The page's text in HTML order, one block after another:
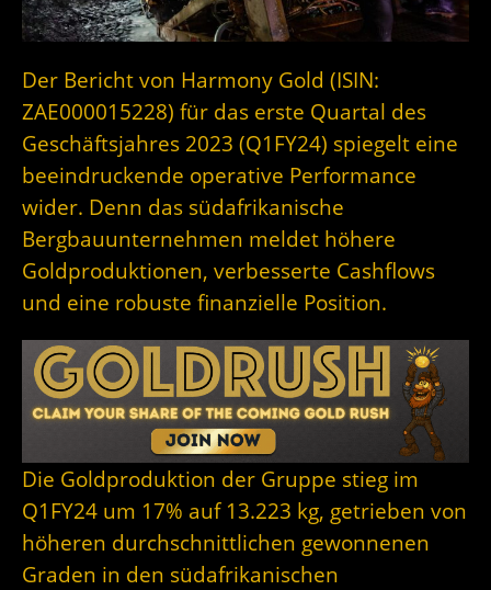
Der Bericht von Harmony Gold (ISIN:
ZAE000015228) für das erste Quartal des
Geschäftsjahres 2023 (Q1FY24) spiegelt eine
beeindruckende operative Performance
wider. Denn das südafrikanische
Bergbauunternehmen meldet höhere
Goldproduktionen, verbesserte Cashflows
und eine robuste finanzielle Position.
Die Goldproduktion der Gruppe stieg im
Q1FY24 um 17% auf 13.223 kg, getrieben von
höheren durchschnittlichen gewonnenen
Graden in den südafrikanischen